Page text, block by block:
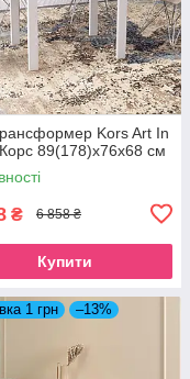
Kors Art In
89(178)x76x68 см
₴ 6 858 ₴
Купити
1 грн –13%